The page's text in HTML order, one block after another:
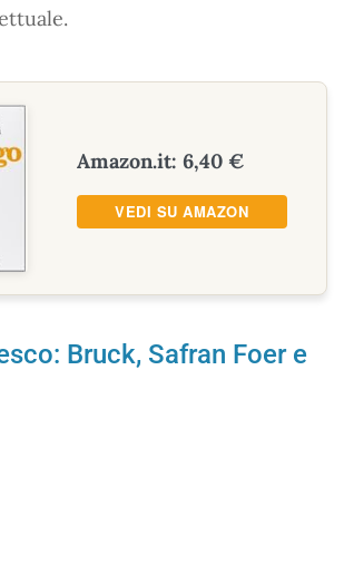
Amazon.it: 6,40 €
VEDI SU AMAZON
Bruck, Safran Foer e